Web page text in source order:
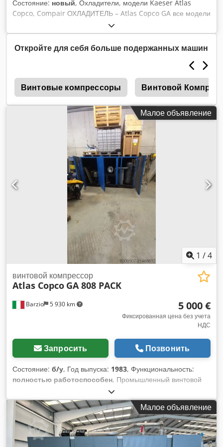
Состояние: новый, Охладители, модели Kaeser Atlas
Copco, Compair ОХЛАДИТЕЛЬ – Atlas Copco GA все модели
ОХЛАДИТЕЛЬ – KAESER все модели Djdpfx Afjx I E Ayezskr
МАСЛЯНЫЙ ОХЛАДИТЕЛЬ
Откройте для себя больше подержанных машин
Винтовые компрессоры Винтовой
Малое объявление
1 /4
Barzio 5 930 km
винтовой компрессор
Atlas Copco GA 808 PACK
5 000 €
Фиксированная цена без учета
НДС
Запросить Позвонить
Состояние: б/у, Год выпуска: 1983, Функциональность:
полностью работоспособен, Промышленный винтовой
компрессор Atlas Copco – 75 кВт – 7,5 м³/мин – 8 бар В
наличии промышленный винтовой компрессор Atlas Copco
серии GA, предназначенный для непрерывной тяжелой
работы в промышленных условиях. Компрессор установлен
в шумоизолированном кожухе с открывающимися
панелями, что обеспечивает легкий доступ для
Малое объявление